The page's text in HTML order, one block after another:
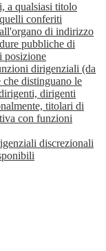
a qualsiasi titolo
conferiti
di indirizzo
pubbliche di
posizione
dirigenziali (da
distinguano le
dirigenti
titolari di
con funzioni
discrezionali